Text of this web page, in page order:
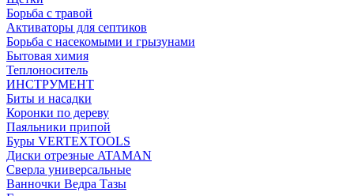
Борьба с травой
Активаторы для септиков
Борьба с насекомыми и грызунами
Бытовая химия
Теплоноситель
ИНСТРУМЕНТ
Биты и насадки
Коронки по дереву
Паяльники припой
Буры VERTEXTOOLS
Диски отрезные ATAMAN
Сверла универсальные
Ванночки Ведра Тазы